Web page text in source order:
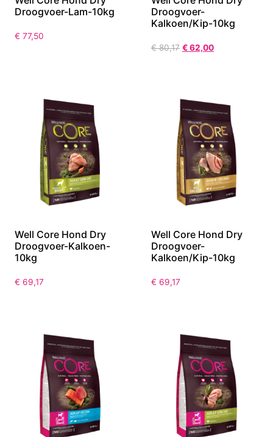
Droogvoer-Lam-10kg
€ 77,50
Droogvoer-
Kalkoen/Kip-10kg
€80,17 €62,00
Well Core Hond Dry
Droogvoer-Kalkoen-
10kg
€ 69,17
Well Core Hond Dry
Droogvoer-
Kalkoen/Kip-10kg
€ 69,17